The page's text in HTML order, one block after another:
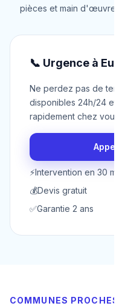
pièces et main d'œuvre.
📞 Urgence à
Ne perdez pas de
disponibles 24h/24 et
rapidement chez vous à
⚡Intervention en 30 min
💰Devis gratuit
✅Garantie 2 ans
COMMUNES PROCHES